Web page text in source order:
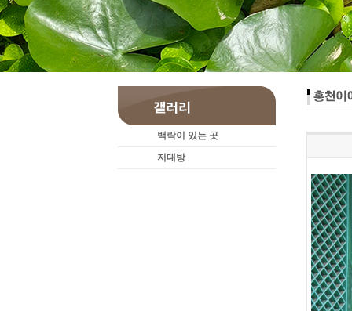
백락이 있는 곳
지대방